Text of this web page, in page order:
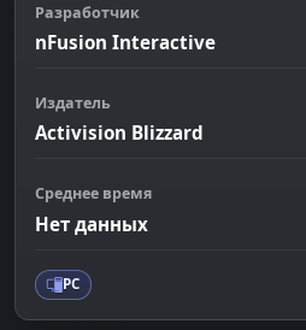
Разработчик
nFusion Interactive
Издатель
Activision Blizzard
Среднее время
Нет данных
PC